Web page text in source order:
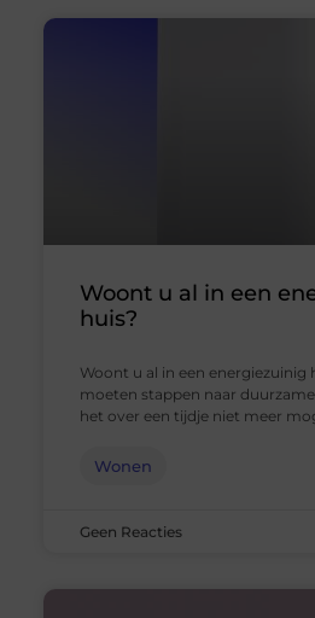
Woont u al in een
huis?
Woont u al in een energiezuinig
moeten stappen naar
het over een tijdje niet meer
Wonen
Geen Reacties